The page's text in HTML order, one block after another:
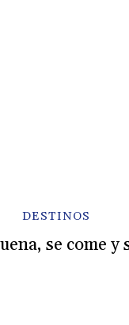
DESTINOS
se come y